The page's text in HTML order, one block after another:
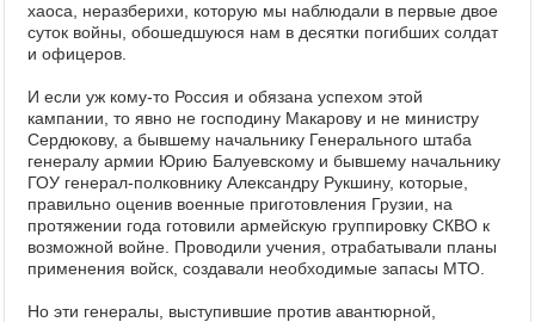
хаоса, неразберихи, которую мы наблюдали в первые двое
суток войны, обошедшуюся нам в десятки погибших солдат
и офицеров.
И если уж кому-то Россия и обязана успехом этой
кампании, то явно не господину Макарову и не министру
Сердюкову, а бывшему начальнику Генерального штаба
генералу армии Юрию Балуевскому и бывшему начальнику
ГОУ генерал-полковнику Александру Рукшину, которые,
правильно оценив военные приготовления Грузии, на
протяжении года готовили армейскую группировку СКВО к
возможной войне. Проводили учения, отрабатывали планы
применения войск, создавали необходимые запасы МТО.
Но эти генералы, выступившие против авантюрной,